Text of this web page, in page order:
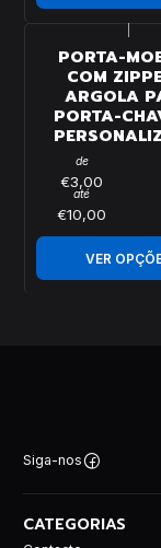
PORTA-
COM
ARGOLA
PORTA-
de
€3,00
até
€10,00
VER
Siga-nos
CATEGORIAS